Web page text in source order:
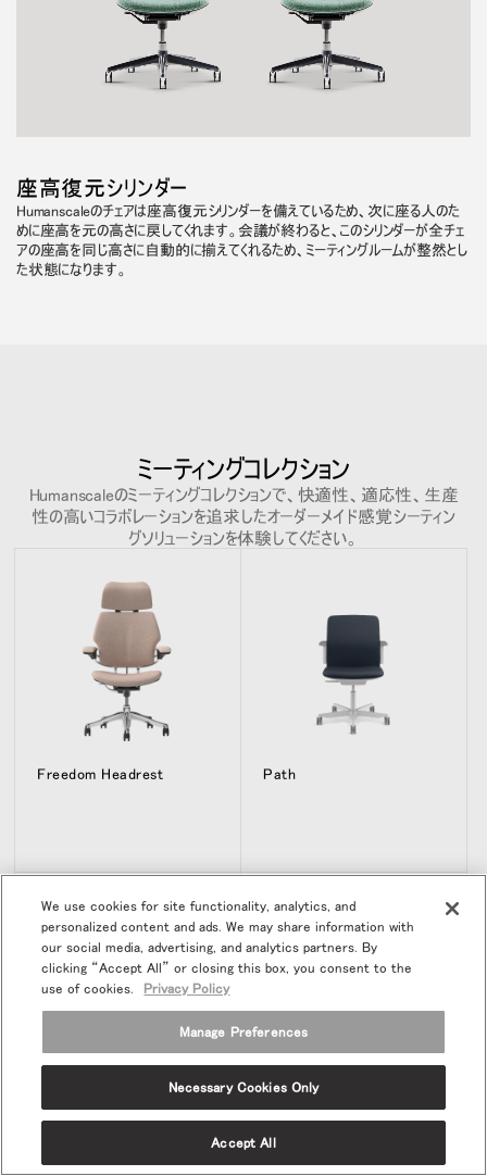
座高復元シリンダー
Humanscaleのチェアは座高復元シリンダーを備えているため、次に座る人のた
めに座高を元の高さに戻してくれます。会議が終わると、このシリンダーが全チェ
アの座高を同じ高さに自動的に揃えてくれるため、ミーティングルームが整然とし
た状態になります。
ミーティングコレクション
Humanscaleのミーティングコレクションで、快適性、適応性、生産
性の高いコラボレーションを追求したオーダーメイド感覚シーティン
グソリューションを体験してください。
Freedom Headrest Path
We use cookies for site functionality, analytics, and
personalized content and ads. We may share information with
our social media, advertising, and analytics partners. By
clicking “Accept All” or closing this box, you consent to the
use of cookies.
Privacy Policy
Manage Preferences
Necessary Cookies Only
Accept All